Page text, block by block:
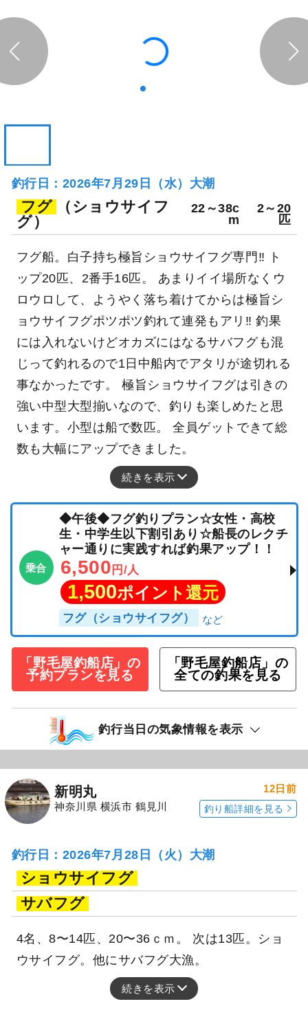
釣行日：2026年7月29日（水）大潮
フグ
（ショウサイフ
グ）
22～38c
m
2～20
匹
フグ船。白子持ち極旨ショウサイフグ専門‼ ト
ップ20匹、2番手16匹。 あまりイイ場所なくウ
ロウロして、ようやく落ち着けてからは極旨シ
ョウサイフグポツポツ釣れて連発もアリ‼ 釣果
には入れないけどオカズにはなるサバフグも混
じって釣れるので1日中船内でアタリが途切れる
事なかったです。 極旨ショウサイフグは引きの
強い中型大型揃いなので、釣りも楽しめたと思
います。小型は船で数匹。 全員ゲットできて総
数も大幅にアップできました。
続きを表示
乗合
◆午後◆フグ釣りプラン☆女性・高校
生・中学生以下割引あり☆船長のレクチ
ャー通りに実践すれば釣果アップ！！
6,500 円/人
1,500ポイント還元
フグ（ショウサイフグ）
「野毛屋釣船店」の
予約プランを見る
「野毛屋釣船店」の
全ての釣果を見る
釣行当日の気象情報を表示
新明丸
神奈川県 横浜市 鶴見川
12日前
釣り船詳細を見る
釣行日：2026年7月28日（火）大潮
ショウサイフグ
サバフグ
4名、8〜14匹、20〜36ｃｍ。 次は13匹。ショ
ウサイフグ。他にサバフグ大漁。
続きを表示